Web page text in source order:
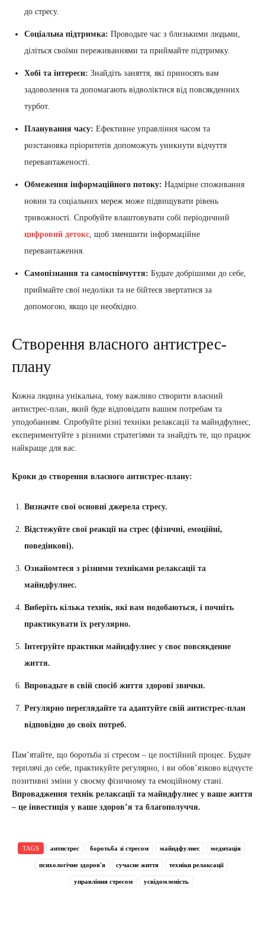
до стресу.
Соціальна підтримка: Проводьте час з близькими людьми,
діліться своїми переживаннями та приймайте підтримку.
Хобі та інтереси: Знайдіть заняття, які приносять вам
задоволення та допомагають відволіктися від повсякденних
турбот.
Планування часу: Ефективне управління часом та
розстановка пріоритетів допоможуть уникнути відчуття
перевантаженості.
Обмеження інформаційного потоку: Надмірне споживання
новин та соціальних мереж може підвищувати рівень
тривожності. Спробуйте влаштовувати собі періодичний
цифровий детокс, щоб зменшити інформаційне
перевантаження.
Самопізнання та самоспівчуття: Будьте добрішими до себе,
приймайте свої недоліки та не бійтеся звертатися за
допомогою, якщо це необхідно.
Створення власного антистрес-
плану
Кожна людина унікальна, тому важливо створити власний
антистрес-план, який буде відповідати вашим потребам та
уподобанням. Спробуйте різні техніки релаксації та майндфулнес,
експериментуйте з різними стратегіями та знайдіть те, що працює
найкраще для вас.
Кроки до створення власного антистрес-плану:
Визначте свої основні джерела стресу.
Відстежуйте свої реакції на стрес (фізичні, емоційні,
поведінкові).
Ознайомтеся з різними техніками релаксації та
майндфулнес.
Виберіть кілька технік, які вам подобаються, і почніть
практикувати їх регулярно.
Інтегруйте практики майндфулнес у своє повсякденне
життя.
Впровадьте в свій спосіб життя здорові звички.
Регулярно переглядайте та адаптуйте свій антистрес-план
відповідно до своїх потреб.
Пам’ятайте, що боротьба зі стресом – це постійний процес. Будьте
терплячі до себе, практикуйте регулярно, і ви обов’язково відчуєте
позитивні зміни у своєму фізичному та емоційному стані.
Впровадження технік релаксації та майндфулнес у ваше життя
– це інвестиція у ваше здоров’я та благополуччя.
TAGS антистрес боротьба зі стресом майндфулнес медитація
психологічне здоров'я сучасне життя техніки релаксації
управління стресом усвідомленість